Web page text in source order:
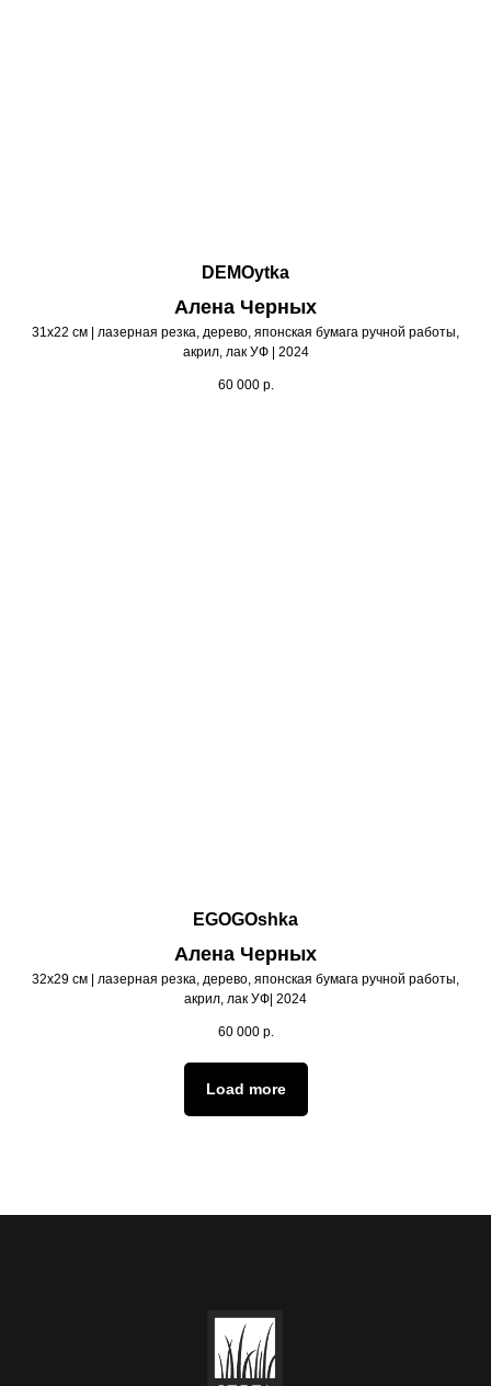
DEMOytka
Алена Черных
31х22 см | лазерная резка, дерево, японская бумага ручной работы,
акрил, лак УФ | 2024
60 000 р.
EGOGOshka
Алена Черных
32х29 см | лазерная резка, дерево, японская бумага ручной работы,
акрил, лак УФ| 2024
60 000 р.
Load more